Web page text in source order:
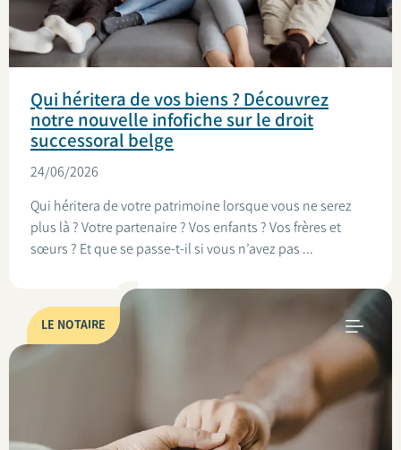
Qui héritera de vos biens ? Découvrez
notre nouvelle infofiche sur le droit
successoral belge
24/06/2026
Qui héritera de votre patrimoine lorsque vous ne serez
plus là ? Votre partenaire ? Vos enfants ? Vos frères et
sœurs ? Et que se passe-t-il si vous n’avez pas ...
LE NOTAIRE